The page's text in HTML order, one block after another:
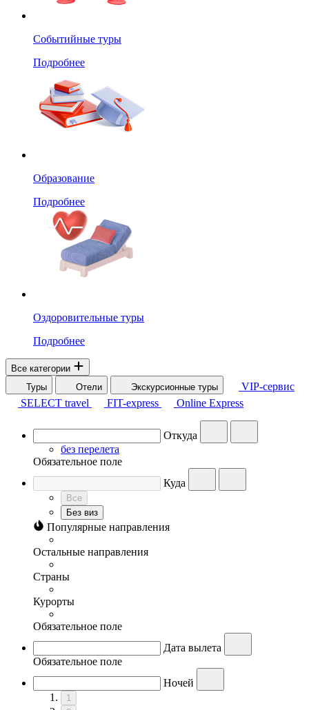
Событийные туры
Подробнее
Образование
Подробнее
Оздоровительные туры
Подробнее
Все категории
Туры
Отели Экскурсионные туры
VIP-сервис
SELECT travel
FIT-express Online Express
Откуда
без перелета
Обязательное поле
Куда
Все
Без виз
Популярные направления
Остальные направления
Страны
Курорты
Обязательное поле
Дата вылета
Обязательное поле
Ночей
1